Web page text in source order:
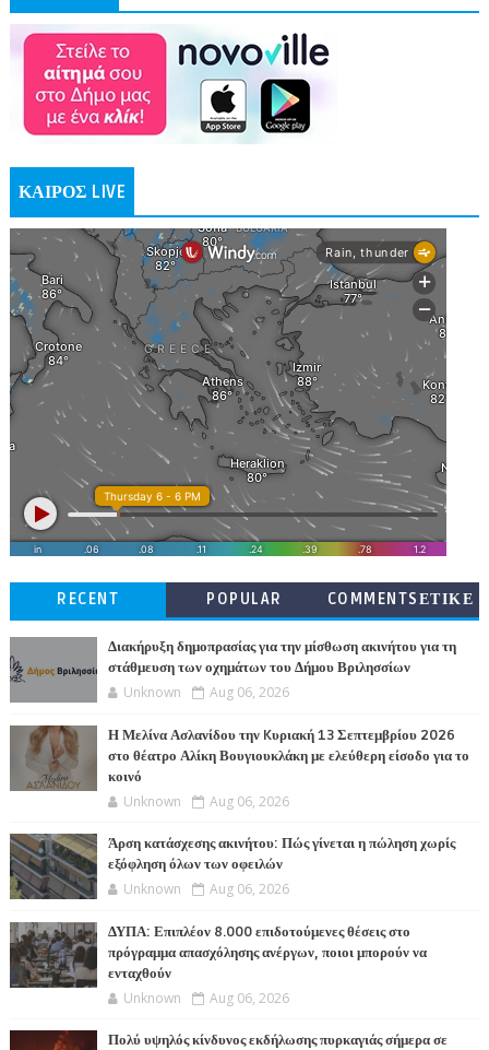
ΚΑΙΡΟΣ LIVE
RECENT POPULAR
COMMENTSΕΤΙΚΕ
Διακήρυξη δημοπρασίας για την μίσθωση ακινήτου για τη
στάθμευση των οχημάτων του Δήμου Βριλησσίων
Unknown Aug 06, 2026
Η Μελίνα Ασλανίδου την Kυριακή 13 Σεπτεμβρίου 2026
στο θέατρο Αλίκη Βουγιουκλάκη με ελεύθερη είσοδο για το
κοινό
Unknown Aug 06, 2026
Άρση κατάσχεσης ακινήτου: Πώς γίνεται η πώληση χωρίς
εξόφληση όλων των οφειλών
Unknown Aug 06, 2026
ΔΥΠΑ: Επιπλέον 8.000 επιδοτούμενες θέσεις στο
πρόγραμμα απασχόλησης ανέργων, ποιοι μπορούν να
ενταχθούν
Unknown Aug 06, 2026
Πολύ υψηλός κίνδυνος εκδήλωσης πυρκαγιάς σήμερα σε